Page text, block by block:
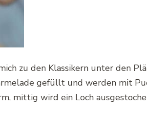
zu den Klassikern unter den
gefüllt und werden mit
mittig wird ein Loch